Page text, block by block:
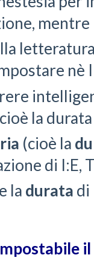
nè
la
(cioè la
di I:E,
la durata di
il